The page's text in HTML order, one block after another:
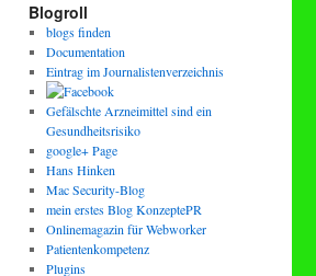
Blogroll
blogs finden
Documentation
Eintrag im Journalistenverzeichnis
Gefälschte Arzneimittel sind ein
Gesundheitsrisiko
google+ Page
Hans Hinken
Mac Security-Blog
mein erstes Blog KonzeptePR
Onlinemagazin für Webworker
Patientenkompetenz
Plugins